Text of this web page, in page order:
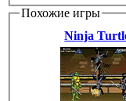
Похожие игры
Ninja